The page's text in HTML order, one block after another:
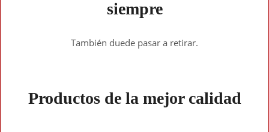
siempre
También duede pasar a retirar.
Productos de la mejor calidad